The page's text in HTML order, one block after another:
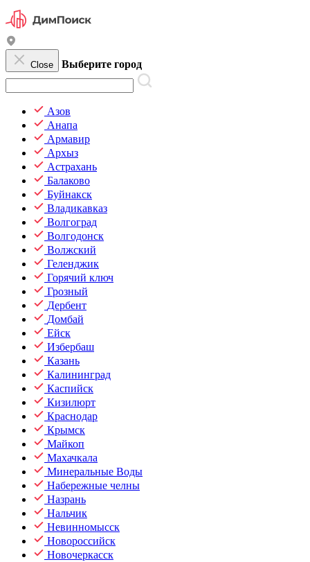
Close Выберите город
Азов
Анапа
Армавир
Архыз
Астрахань
Балаково
Буйнакск
Владикавказ
Волгоград
Волгодонск
Волжский
Геленджик
Горячий ключ
Грозный
Дербент
Домбай
Ейск
Избербаш
Казань
Калининград
Каспийск
Кизилюрт
Краснодар
Крымск
Майкоп
Махачкала
Минеральные Воды
Набережные челны
Назрань
Нальчик
Невинномысск
Новороссийск
Новочеркасск